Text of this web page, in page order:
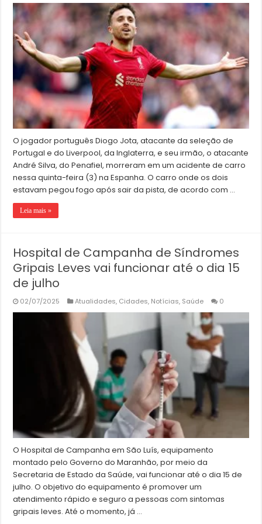
O jogador português Diogo Jota, atacante da seleção de
Portugal e do Liverpool, da Inglaterra, e seu irmão, o atacante
André Silva, do Penafiel, morreram em um acidente de carro
nessa quinta-feira (3) na Espanha. O carro onde os dois
estavam pegou fogo após sair da pista, de acordo com …
Leia mais »
Hospital de Campanha de Síndromes
Gripais Leves vai funcionar até o dia 15
de julho
02/07/2025 Atualidades, Cidades, Notícias, Saúde 0
O Hospital de Campanha em São Luís, equipamento
montado pelo Governo do Maranhão, por meio da
Secretaria de Estado da Saúde, vai funcionar até o dia 15 de
julho. O objetivo do equipamento é promover um
atendimento rápido e seguro a pessoas com sintomas
gripais leves. Até o momento, já …